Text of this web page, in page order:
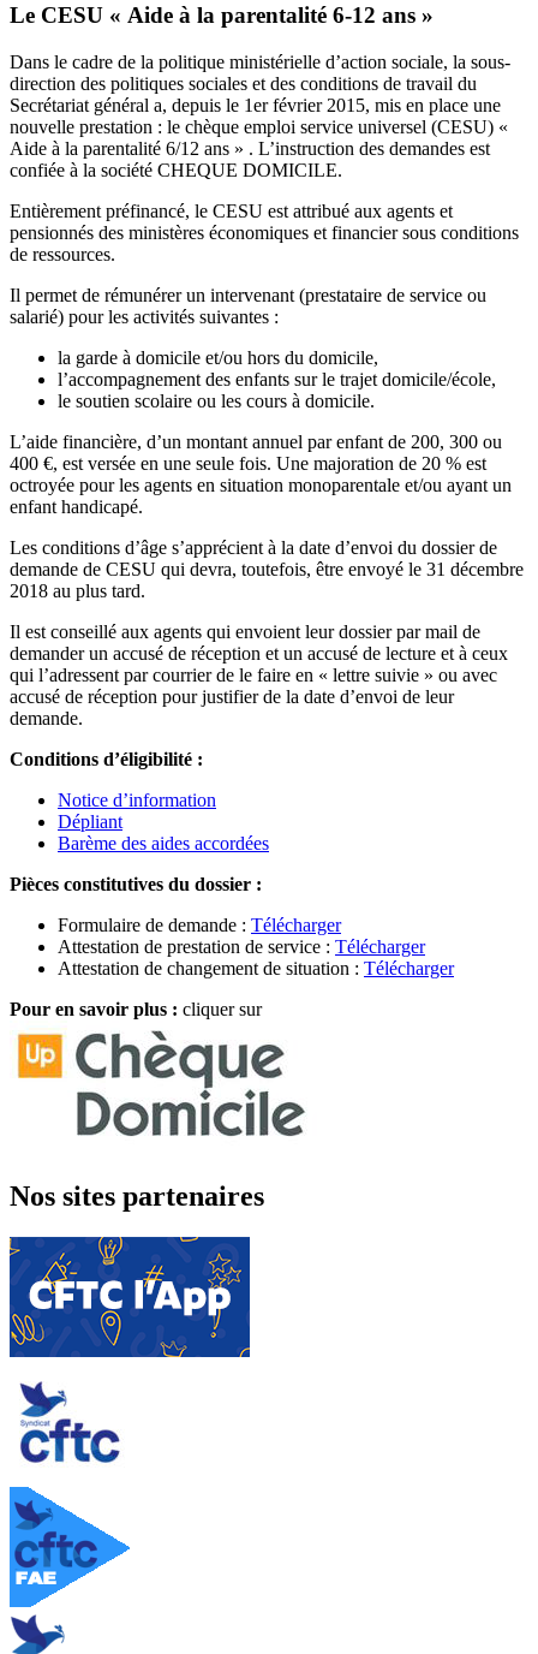
Le CESU « Aide à la parentalité 6-12 ans »
Dans le cadre de la politique ministérielle d’action sociale, la sous-
direction des politiques sociales et des conditions de travail du
Secrétariat général a, depuis le 1er février 2015, mis en place une
nouvelle prestation : le chèque emploi service universel (CESU) «
Aide à la parentalité 6/12 ans » . L’instruction des demandes est
confiée à la société CHEQUE DOMICILE.
Entièrement préfinancé, le CESU est attribué aux agents et
pensionnés des ministères économiques et financier sous conditions
de ressources.
Il permet de rémunérer un intervenant (prestataire de service ou
salarié) pour les activités suivantes :
la garde à domicile et/ou hors du domicile,
l’accompagnement des enfants sur le trajet domicile/école,
le soutien scolaire ou les cours à domicile.
L’aide financière, d’un montant annuel par enfant de 200, 300 ou
400 €, est versée en une seule fois. Une majoration de 20 % est
octroyée pour les agents en situation monoparentale et/ou ayant un
enfant handicapé.
Les conditions d’âge s’apprécient à la date d’envoi du dossier de
demande de CESU qui devra, toutefois, être envoyé le 31 décembre
2018 au plus tard.
Il est conseillé aux agents qui envoient leur dossier par mail de
demander un accusé de réception et un accusé de lecture et à ceux
qui l’adressent par courrier de le faire en « lettre suivie » ou avec
accusé de réception pour justifier de la date d’envoi de leur
demande.
Conditions d’éligibilité :
Notice d’information
Dépliant
Barème des aides accordées
Pièces constitutives du dossier :
Formulaire de demande : Télécharger
Attestation de prestation de service : Télécharger
Attestation de changement de situation : Télécharger
Pour en savoir plus : cliquer sur
Nos sites partenaires